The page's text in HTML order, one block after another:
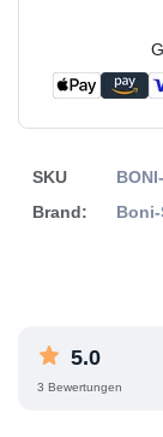
SKU
Brand:
5.0
3 Bewertungen